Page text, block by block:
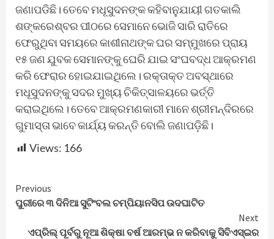
ଜଣାପଡିଛି। ତେବେ ମଧୂସୁଦନଙ୍କ କହିବାନୁଯାୟୀ ଗତକାଲି
ଶଙ୍କରେଶ୍ବର ପୀଠରେ ସେମାନେ ଭୋଜି ସାରି ରାତିରେ
ଫେରୁଥିବା ସମୟରେ କାଶୀନାଥଙ୍କ ଘର ସମ୍ମୁଖରେ ପ୍ରାୟ
୧୫ ଜଣ ଯୁବକ ସେମାନଙ୍କୁ ଘେରି ଯାଇ ସଂଘବଦ୍ଧ ଆକ୍ରମଣ
କରି ଫେରାର ହୋଇଯାଇଥିଲେ। ରକ୍ତାକ୍ତ ଅବସ୍ଥାରେ
ମଧୂସୁଦନଙ୍କୁ ସଦର‌ ମୁଖ୍ୟ ଚିକିତ୍ସାଳୟରେ ଭର୍ତ୍ତି
କରାଇଥିଲେ। ତେବେ ଆକ୍ରମଣକାରୀ ମାନେ ଶ୍ରୀମନ୍ଦିରରେ
ଗୁମାସ୍ତା ଭାବେ କାର୍ଯ୍ୟ କରନ୍ତି ବୋଲି ଜଣାପଡ଼ିଛି।
Views: 166
Continue
Reading
Previous
ପୁରୀରେ ୩ ଦିନିଆ ସୁଟିଂବଲ ଚମ୍ପିୟାନସିପ ଉଦଘାଟିତ
Next
ଏପ୍ରିଲ୍ ପୂର୍ବରୁ ନୂଆ ଶିକ୍ଷା ବର୍ଷ ଆରମ୍ଭ ନ କରିବାକୁ ସିବିଏସ୍ଇର